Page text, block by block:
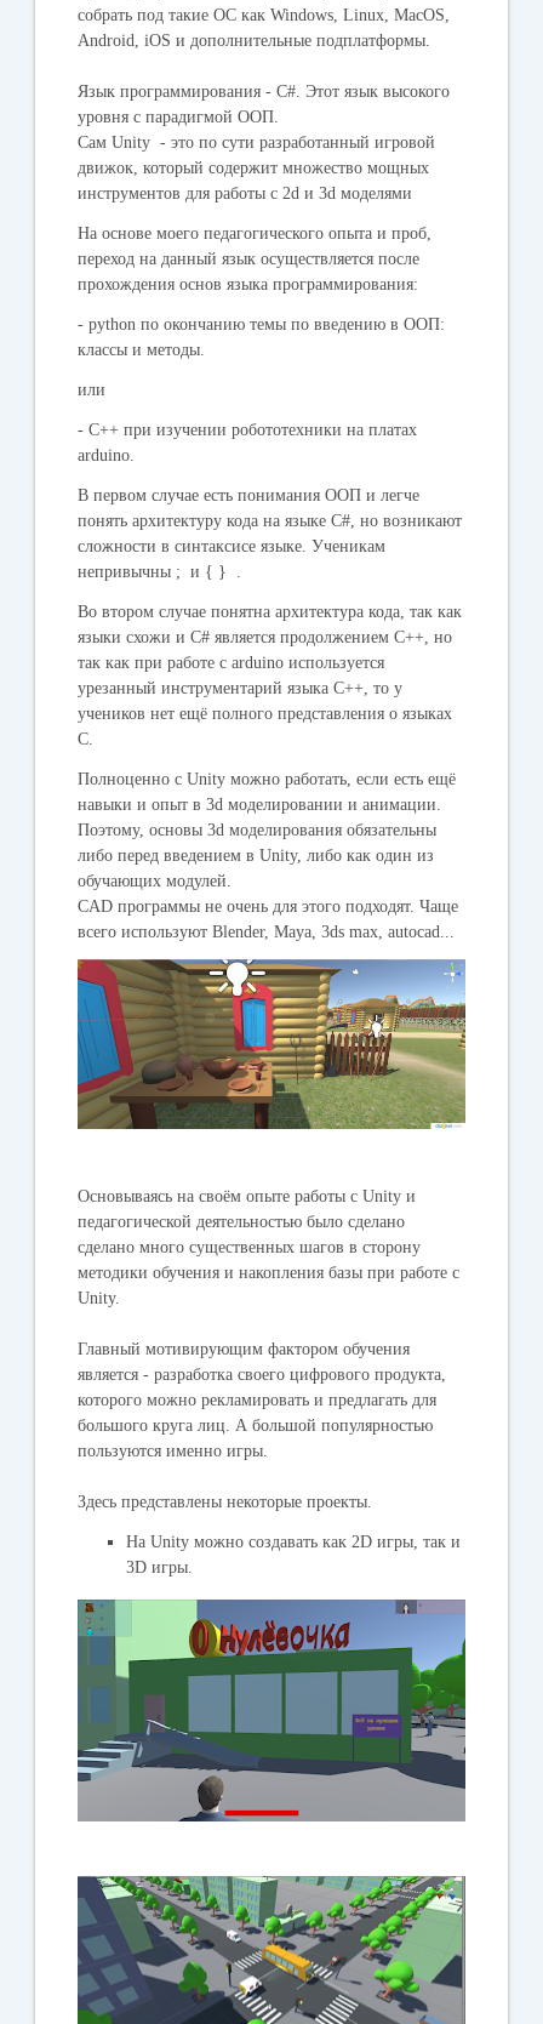
собрать под такие ОС как Windows, Linux, MacOS,
Android, iOS и дополнительные подплатформы.
Язык программирования -C# . Этот язык высокого
уровня с парадигмой ООП.
Сам Unity - это по сути разработанный игровой
движок, который содержит множество мощных
инструментов для работы с 2d и 3d моделями
На основе моего педагогического опыта и проб,
переход на данный язык осуществляется после
прохождения основ языка программирования:
-python по окончанию темы по введению в ООП:
классы и методы.
или
-С++ при изучении робототехники на платах
arduino.
В первом случае есть понимания ООП и легче
понять архитектуру кода на языке C#, но возникают
сложности в синтаксисе языке. Ученикам
непривычны ; и { }
Во втором случае понятна архитектура кода, так как
языки схожи и C# является продолжением C++, но
так как при работе с arduino используется
урезанный инструментарий языка C++, то у
учеников нет ещё полного представления о языках
С.
Полноценно с Unity можно работать, если есть ещё
навыки и опыт в 3d моделировании и анимации.
Поэтому, основы 3d моделирования обязательны
либо перед введением в Unity, либо как один из
обучающих модулей.
CAD программы не очень для этого подходят. Чаще
всего используют Blender, Maya, 3ds max, autocad...
Основываясь на своём опыте работы с Unity и
педагогической деятельностью было сделано
сделано много существенных шагов в сторону
методики обучения и накопления базы при работе с
Unity.
Главный мотивирующим фактором обучения
является - разработка своего цифрового продукта,
которого можно рекламировать и предлагать для
большого круга лиц. А большой популярностью
пользуются именно игры.
Здесь представлены некоторые проекты.
На Unity можно создавать как 2D игры, так и
3D игры.